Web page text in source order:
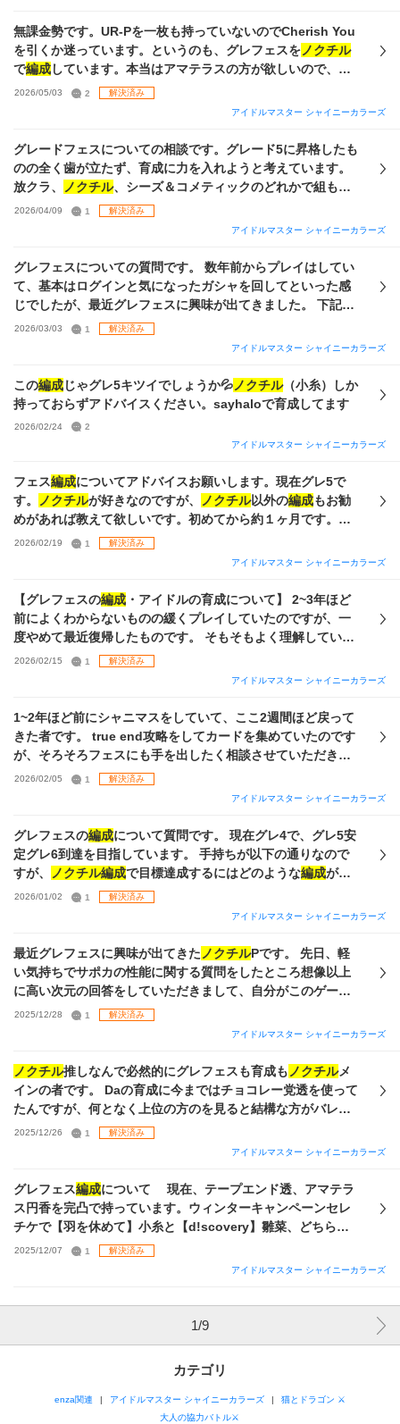
するときのサポートSSRの編成・おすすめの未所持
ノクチル
P-SSRについてもアドバイスを頂きたいです。 よろしくお願
いします。
無課金勢です。UR-Pを一枚も持っていないのでCherish You
を引くか迷っています。というのも、グレフェスをノクチル
で編成しています。本当はアマテラスの方が欲しいので、悩
んでいます。無課金でジュエルが多くないので勇気が出ませ
ん。画像を載せますので参考にしていただけたら助かりま
2026/05/03 2
解決済み
アイドルマスター シャイニーカラーズ
グレードフェスについての相談です。グレード5に昇格したも
のの全く歯が立たず、育成に力を入れようと考えています。
放クラ、
ノクチル、シーズ＆コメティックのどれかで組もう
と思っていますが、(サポカ含め)どういった
で組む場合は今販売中のグレフェスパッケ
然とですがやり方を把握しているので、say "Halo"でのフェ
スアイドル育成について手順を教えていただければ嬉しいで
す。 参考までに手持ちの放クラ、シーズ、コメティックのP-
ければ幸いです。
2026/04/09 1
解決済み
アイドルマスター シャイニーカラーズ
グレフェスについての質問です。 数年前からプレイはしてい
て、基本はログインと気になったガシャを回してといった感
じでしたが、最近グレフェスに興味が出てきました。 下記の
画像内でしたらどのような
で組みたいんですが、他のユニット
2026/03/03 1
解決済み
アイドルマスター シャイニーカラーズ
この編成じゃグレ5キツイでしょうか💦ノクチル（小糸）しか
持っておらずアドバイスください。sayhaloで育成してます
2026/02/24
2
アイドルマスター シャイニーカラーズ
フェス編成についてアドバイスお願いします。現在グレ5で
す。
ノクチルが好きなのですが、 ノクチル以外の編成もお勧
めがあれば教えて欲しいです。初めてから約１ヶ月です。サ
ポートのSSRが一部載せられませんでしたが、よろしくお願
2026/02/19 1
解決済み
アイドルマスター シャイニーカラーズ
【グレフェスの編成 ・アイドルの育成について】 2~3年ほど
前によくわからないものの緩くプレイしていたのですが、一
度やめて最近復帰したものです。 そもそもよく理解していな
い上に最近の環境も分からず、どうやってグレフェスで勝て
を作ったらいいのかわからないため、もしお優しい方
枚目上部 P-SSR所持 2枚目下部・3枚目 S-SSR所持 4枚
目 現在のグレフェス 編成（調べながらsay halo周回にて作
ったフェスアイドルたちです） ※完全無課金のためこれ以上
全回収できていないのである程度のジュエルは溜められま
す。 そもそもsay haloを周回するにあたってどの
編成どのキ
境で使えるP-SSRキャラを所持しているのかもわからず八方
ふさがりの状態です。なんとなくフェスキャラと推しである
円香ちゃん、ノクチル を優先的に使っていますが…。 素人質
問で返答者様に丸投げする形となり申し訳ございません。 も
しお時間ある方いらっしゃいましたらお力添えいただけます
2026/02/15 1
解決済み
アイドルマスター シャイニーカラーズ
1~2年ほど前にシャニマスをしていて、ここ2週間ほど戻って
きた者です。 true end攻略をしてカードを集めていたのです
が、そろそろフェスにも手を出したく相談させていただきま
した。 手持ちは画像参照なのですが、現状の手持ちで組めそ
はありますでしょうか？ 一応推しは小糸と智代子な
クチル はPの手持ちが少なすぎるので難しいとは思っていま
す） よろしくお願いします。
2026/02/05 1
解決済み
アイドルマスター シャイニーカラーズ
グレフェスの編成について質問です。 現在グレ4で、グレ5安
定グレ6到達を目指しています。 手持ちが以下の通りなので
すが、
ノクチル編成で目標達成するにはどのような編成がお
すすめでしようか？ノクチル
もなにかオススメがあれば教えて頂きたいです。 通常はづき
2026/01/02 1
解決済み
アイドルマスター シャイニーカラーズ
最近グレフェスに興味が出てきた ノクチルPです。 先日、軽
い気持ちでサポカの性能に関する質問をしたところ想像以上
に高い次元の回答をしていただきまして、自分がこのゲーム
をいかに知らないかを思い知らされてしまいました。 つきま
しては、以下に私が持つカードを載せましたので、おすすめ
んだ理由や育成の仕方や立ち回り方なども教えていただきた
いです。 ちなみにはづきさんはそれぞれ6枚まで使用可能で
す。 何卒よろしくお願いします。
2025/12/28 1
解決済み
アイドルマスター シャイニーカラーズ
ノクチル推しなんで必然的にグレフェスも育成も ノクチルメ
インの者です。 Daの育成に今まではチョコレー党透を使って
たんですが、何となく上位の方のを見ると結構な方がバレン
タイン透を採用してて、はづきさんを使うべきなのか悩んで
やらスキルやら何も分
か？ちなみにチョコレー党は４凸してます。
2025/12/26 1
解決済み
アイドルマスター シャイニーカラーズ
グレフェス編成について 現在、テープエンド透、アマテラ
ス円香を完凸で持っています。ウィンターキャンペーンセレ
チケで【羽を休めて】小糸と【d!scovery】雛菜、どちらも
現在未所持の場合、交換のおすすめはどちらでしょうか。
編成と残り1人のおす
は以下の画像の通りです。アドバイスよろしくお願いいたし
2025/12/07 1
解決済み
アイドルマスター シャイニーカラーズ
1/9
カテゴリ
enza関連 アイドルマスター シャイニーカラーズ
猫とドラゴン ⚔
大人の協力バトル⚔